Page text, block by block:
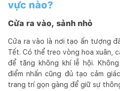
vực nào?
Cửa ra vào, sảnh nhỏ
Cửa ra vào là nơi tạo ấn tượng
Tết. Có thể treo vòng hoa xuân,
để tăng không khí lễ hội.
điểm nhấn cũng đủ tạo cảm
trang trí gọn gàng để giữ sự